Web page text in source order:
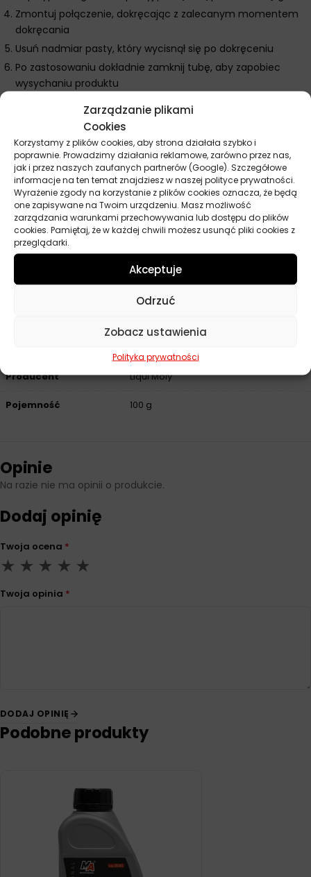
Zarządzanie plikami
Cookies
Korzystamy z plików cookies, aby strona działała szybko i
poprawnie. Prowadzimy działania reklamowe, zarówno przez nas,
jak i przez naszych zaufanych partnerów (Google). Szczegółowe
informacje na ten temat znajdziesz w naszej polityce prywatności.
Wyrażenie zgody na korzystanie z plików cookies oznacza, że będą
one zapisywane na Twoim urządzeniu. Masz możliwość
zarządzania warunkami przechowywania lub dostępu do plików
cookies. Pamiętaj, że w każdej chwili możesz usunąć pliki cookies z
przeglądarki.
Akceptuje
Odrzuć
Zobacz ustawienia
Polityka prywatności
Zmontuj połączenie, dokręcając z zalecanym momentem
dokręcania
Usuń nadmiar pasty, który wycisnął się po dokręceniu
Po zastosowaniu dokładnie zamknij tubę, aby zapobiec
wysychaniu produktu
Dodatkowe wskazówki Liqui Moly pasta miedziana
W przypadku połączeń narażonych na bezpośredni kontakt z
bardzo wysokimi temperaturami, takimi jak śruby kolektora
wydechowego czy sondy lambda, nakładaj cienką warstwę
pasty tylko na gwint, unikając kontaktu z czujnikami i
elementami elektronicznymi.
Pasta miedziana nie jest zalecana do stosowania w
układach hamulcowych wyposażonych w ABS lub ESP, gdyż
może zakłócać pracę czujników tych systemów.
W takich przypadkach stosuj specjalne pasty ceramiczne
przeznaczone do układów hamulcowych.
Parametry techniczne
Producent Liqui Moly
Pojemność 100 g
Opinie
Na razie nie ma opinii o produkcie.
Dodaj opinię
Twoja ocena *
Twoja opinia *
DODAJ OPINIĘ
Podobne produkty